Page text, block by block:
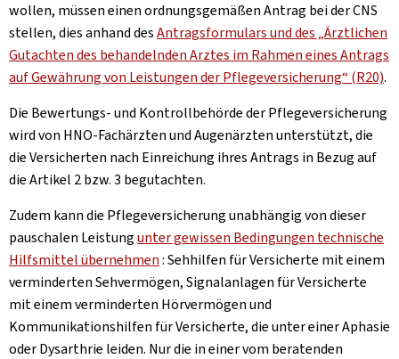
wollen, müssen einen ordnungsgemäßen Antrag bei der CNS
stellen, dies anhand desAntragsformulars und des „Ärztlichen
Gutachten des behandelnden Arztes im Rahmen eines Antrags
auf Gewährung von Leistungen der Pflegeversicherung“ (R20).
Die Bewertungs- und Kontrollbehörde der Pflegeversicherung
wird von HNO-Fachärzten und Augenärzten unterstützt, die
die Versicherten nach Einreichung ihres Antrags in Bezug auf
die Artikel 2 bzw. 3 begutachten.
Zudem kann die Pflegeversicherung unabhängig von dieser
pauschalen Leistungunter gewissen Bedingungen technische
Hilfsmittel übernehmen: Sehhilfen für Versicherte mit einem
verminderten Sehvermögen, Signalanlagen für Versicherte
mit einem verminderten Hörvermögen und
Kommunikationshilfen für Versicherte, die unter einer Aphasie
oder Dysarthrie leiden. Nur die in einer vom beratenden